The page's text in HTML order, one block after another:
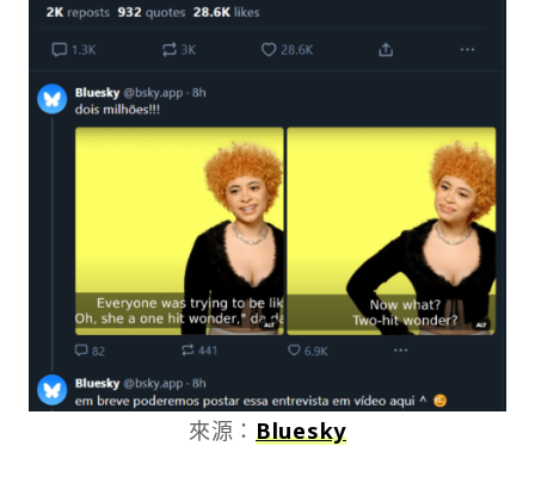
來源：Bluesky